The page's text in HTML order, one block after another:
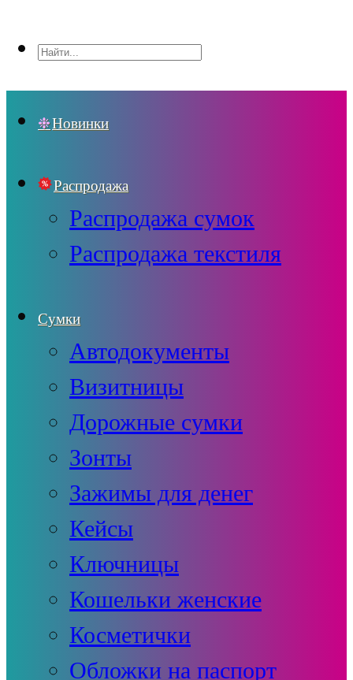
Новинки
Распродажа
Распродажа сумок
Распродажа текстиля
Сумки
Автодокументы
Визитницы
Дорожные сумки
Зонты
Зажимы для денег
Кейсы
Ключницы
Кошельки женские
Косметички
Обложки на паспорт